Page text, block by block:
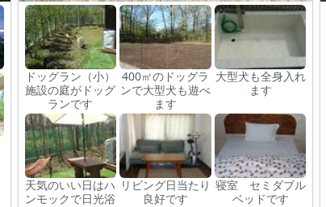
ドッグラン（小）
施設の庭がドッグ
ランです
400㎡のドッグラ
ンで大型犬も遊べ
ます
大型犬も全身入れ
ます
天気のいい日はハ
ンモックで日光浴
リビング日当たり
良好です
寝室 セミダブル
ベッドです